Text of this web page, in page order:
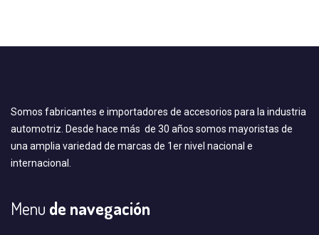
Somos fabricantes e importadores de accesorios para la industria
automotriz. Desde hace más de 30 años somos mayoristas de
una amplia variedad de marcas de 1er nivel nacional e
internacional.
Menu de navegación